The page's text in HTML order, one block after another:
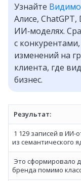
Узнайте
Алисе,
ИИ‑моделях.
с
изменений на
клиента, где
бизнес.
Результат:
1 129 записей в
из семантического
Это сформировало
бренда помимо